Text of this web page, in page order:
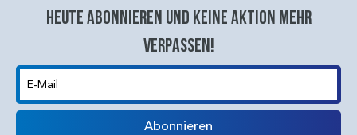
Heute abonnieren und keine aktion mehr
verpassen!
E-Mail
Abonnieren